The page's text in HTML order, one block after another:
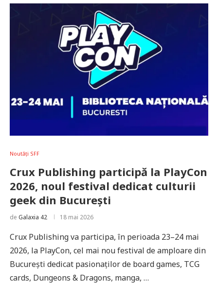
Noutăți SFF
Crux Publishing participă la PlayCon
2026, noul festival dedicat culturii
geek din București
de Galaxia 42 18 mai 2026
Crux Publishing va participa, în perioada 23–24 mai
2026, la PlayCon, cel mai nou festival de amploare din
București dedicat pasionaților de board games, TCG
cards, Dungeons & Dragons, manga, …